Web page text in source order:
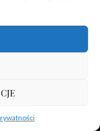
| Hosting zapewnia